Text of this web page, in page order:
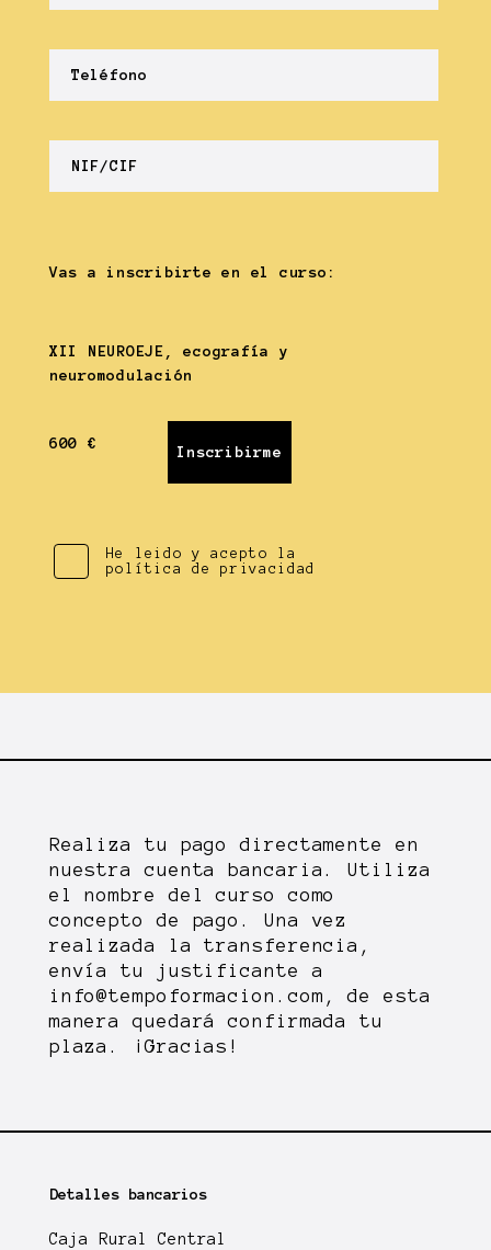
Vas a inscribirte en el curso:
XII NEUROEJE, ecografía y
neuromodulación
600 €
He leido y acepto la
política de privacidad
Realiza tu pago directamente en
nuestra cuenta bancaria. Utiliza
el nombre del curso como
concepto de pago. Una vez
realizada la transferencia,
envía tu justificante a
info@tempoformacion.com , de esta
manera quedará confirmada tu
plaza. ¡Gracias!
Detalles bancarios
Caja Rural Central